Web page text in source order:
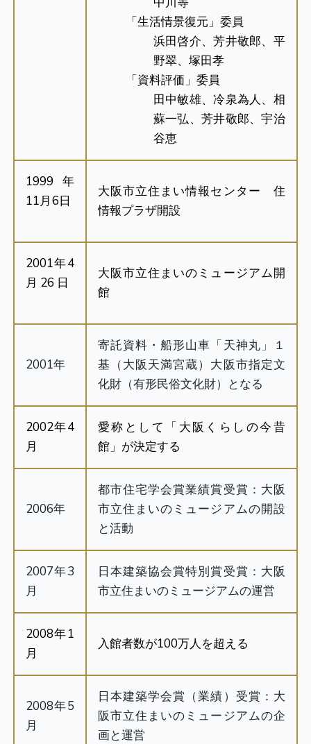
「生活情景復元」委員
浜田啓介、芳井敬郎、平
野翠、塚田孝
「資料評価」委員
田中敏雄、冷泉為人、相
蘇一弘、芳井敬郎、宇治
谷恵
1999年
11月6日
大阪市立住まい情報センター 住
情報プラザ開設
2001年4
月26日
大阪市立住まいのミュージアム開
館
2001年
寄託資料・船形山車「天神丸」１
基（大阪天満宮蔵）大阪市指定文
化財（有形民俗文化財）となる
2002年4
月
愛称として「大阪くらしの今昔
館」が決定する
2006年
都市住宅学会賞業績賞受賞：大阪
市立住まいのミュージアムの開設
と活動
2007年3
月
日本建築協会賞特別賞受賞：大阪
市立住まいのミュージアムの運営
2008年1
月
入館者数が100万人を超える
2008年5
月
日本建築学会賞（業績）受賞：大
阪市立住まいのミュージアムの企
画と運営